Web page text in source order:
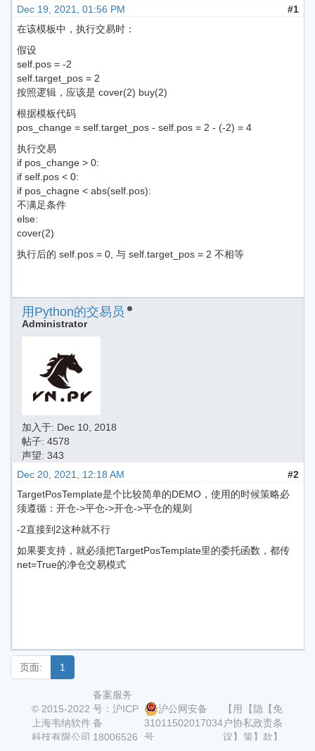
Dec 19, 2021, 01:56 PM
#1
在该模板中，执行交易时：
假设
self.pos = -2
self.target_pos = 2
按照逻辑，应该是 cover(2) buy(2)
根据模板代码
pos_change = self.target_pos - self.pos = 2 - (-2) = 4
执行交易
if pos_change > 0:
if self.pos < 0:
if pos_chagne < abs(self.pos):
不满足条件
else:
cover(2)
执行后的 self.pos = 0, 与 self.target_pos = 2 不相等
用Python的交易员
Administrator
加入于: Dec 10, 2018
帖子: 4578
声望: 343
Dec 20, 2021, 12:18 AM
#2
TargetPosTemplate是个比较简单的DEMO，使用的时候策略必
须遵循：开仓->平仓->开仓->平仓的规则
-2直接到2这种就不行
如果要支持，就必须把TargetPosTemplate里的委托函数，都传
net=True的净仓交易模式
页面: 1
© 2015-2022
上海韦纳软件
科技有限公司
备案服务
号：沪ICP
备
18006526
沪公网安备
31011502017034
号
【用
户协
议】
【隐
私政
策】
【免
责条
款】